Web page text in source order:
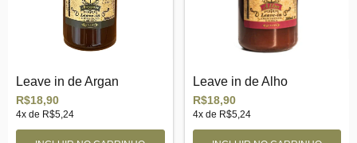
Leave in de Argan
R$18,90
4x de R$5,24
Leave in de Alho
R$18,90
4x de R$5,24